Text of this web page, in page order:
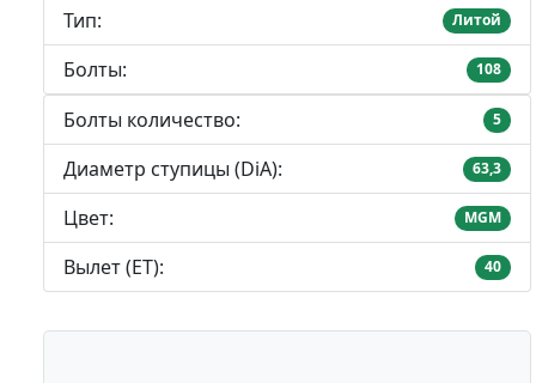
Тип: Литой
Болты: 108
Болты количество: 5
Диаметр ступицы (DiA): 63,3
Цвет: MGM
Вылет (ET): 40